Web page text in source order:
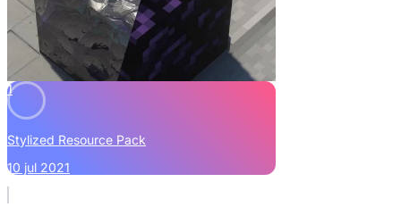
1
Stylized Resource Pack
10 jul 2021